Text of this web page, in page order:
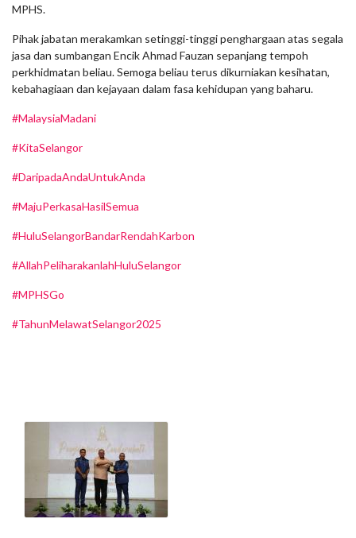
MPHS.
Pihak jabatan merakamkan setinggi-tinggi penghargaan atas segala
jasa dan sumbangan Encik Ahmad Fauzan sepanjang tempoh
perkhidmatan beliau. Semoga beliau terus dikurniakan kesihatan,
kebahagiaan dan kejayaan dalam fasa kehidupan yang baharu.
#MalaysiaMadani
#KitaSelangor
#DaripadaAndaUntukAnda
#MajuPerkasaHasilSemua
#HuluSelangorBandarRendahKarbon
#AllahPeliharakanlahHuluSelangor
#MPHSGo
#TahunMelawatSelangor2025